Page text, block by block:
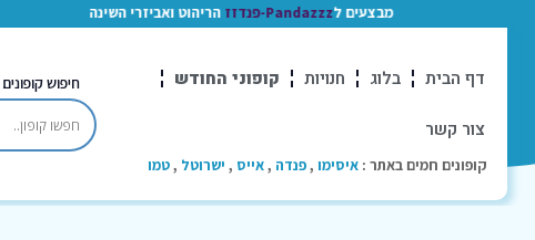
מבצעים לPandazzz-פנדזז הריהוט ואביזרי השינה
דף הבית בלוג חנויות קופוני החודש
צור קשר
קופונים חמים באתר : איסימו ,פנדה ,אייס , ישרוטל ,טמו
חיפוש